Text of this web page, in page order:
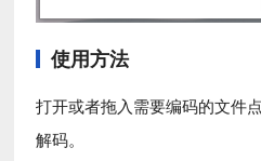
使用方法
打开或者拖入需要编码的文件
解码。